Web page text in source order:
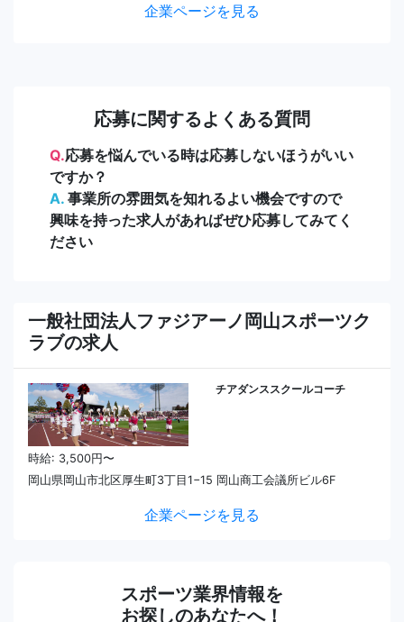
企業ページを見る
応募に関するよくある質問
Q.応募を悩んでいる時は応募しないほうがいい
ですか？
A. 事業所の雰囲気を知れるよい機会ですので
興味を持った求人があればぜひ応募してみてく
ださい
一般社団法人ファジアーノ岡山スポーツク
ラブの求人
チアダンススクールコーチ
時給: 3,500円〜
岡山県岡山市北区厚生町3丁目1−15 岡山商工会議所ビル6F
企業ページを見る
スポーツ業界情報を
お探しのあなたへ！